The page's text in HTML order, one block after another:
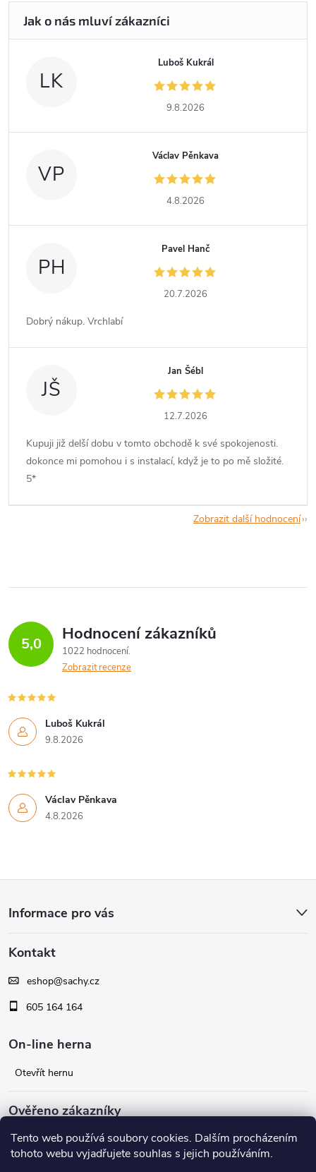
Tento web používá soubory cookies. Dalším procházením
tohoto webu vyjadřujete souhlas s jejich používáním.
LK
Luboš Kukrál
9.8.2026
VP
Václav Pěnkava
4.8.2026
PH
Pavel Hanč
20.7.2026
Dobrý nákup. Vrchlabí
JŠ
Jan Šébl
12.7.2026
Kupuji již delší dobu v tomto obchodě k své spokojenosti.
dokonce mi pomohou i s instalací, když je to po mě složité.
5*
Zobrazit další hodnocení
5,0 Hodnocení zákazníků
1022 hodnocení
Zobrazit recenze
Luboš Kukrál
9.8.2026
Václav Pěnkava
4.8.2026
p
a
Informace pro vás
Kontakt
eshop@sachy.cz
605 164 164
On-line herna
Otevřít hernu
Ověřeno zákazníky
Facebook